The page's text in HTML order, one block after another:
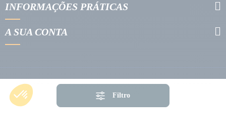
Filtro
INFORMAÇÕES PRÁTICAS
A SUA CONTA